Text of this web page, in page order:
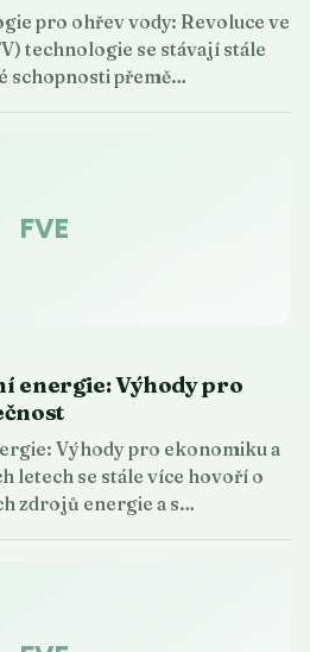
pro ohřev vody: Revoluce ve
technologie se stávají stále
schopnosti přemě…
FVE
energie: Výhody pro
Výhody pro ekonomiku a
letech se stále více hovoří o
zdrojů energie a s…